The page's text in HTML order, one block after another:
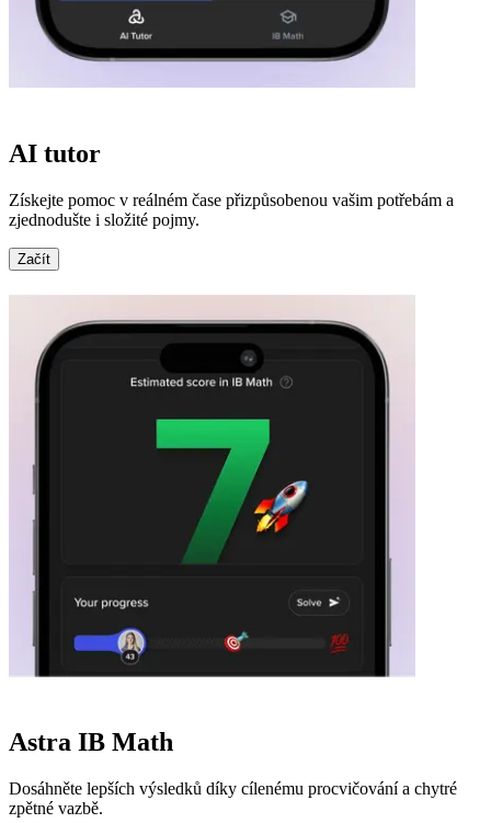
AI tutor
Získejte pomoc v reálném čase přizpůsobenou vašim potřebám a
zjednodušte i složité pojmy.
Začít
Astra IB Math
Dosáhněte lepších výsledků díky cílenému procvičování a chytré
zpětné vazbě.